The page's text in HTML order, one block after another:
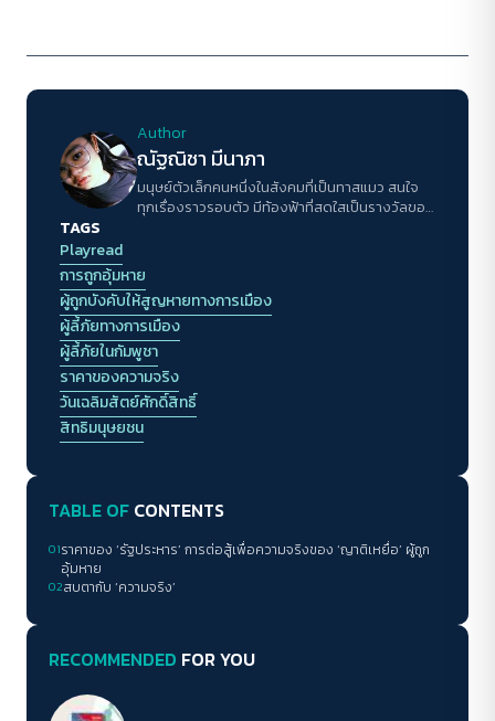
Author
ณัฐณิชา มีนาภา
มนุษย์ตัวเล็กคนหนึ่งในสังคมที่เป็นทาสแมว สนใจ
ทุกเรื่องราวรอบตัว มีท้องฟ้าที่สดใสเป็นรางวัลของ
TAGS
Playread
การถูกอุ้มหาย
ผู้ถูกบังคับให้สูญหายทางการเมือง
ผู้ลี้ภัยทางการเมือง
ผู้ลี้ภัยในกัมพูชา
ราคาของความจริง
วันเฉลิมสัตย์ศักดิ์สิทธิ์
สิทธิมนุษยชน
TABLE OF CONTENTS
01ราคาของ ‘รัฐประหาร’ การต่อสู้เพื่อความจริงของ ‘ญาติเหยื่อ’ ผู้ถูก
อุ้มหาย
02สบตากับ ‘ความจริง’
RECOMMENDED FOR YOU